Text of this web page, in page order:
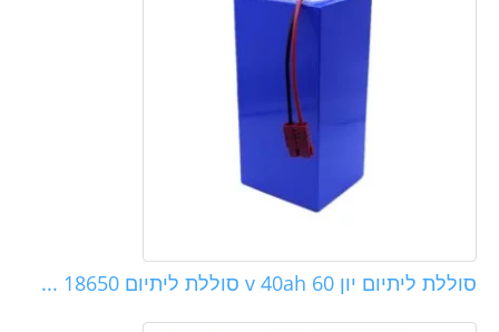
סוללת ליתיום יון 60 v 40ah סוללת ליתיום 18650 ...